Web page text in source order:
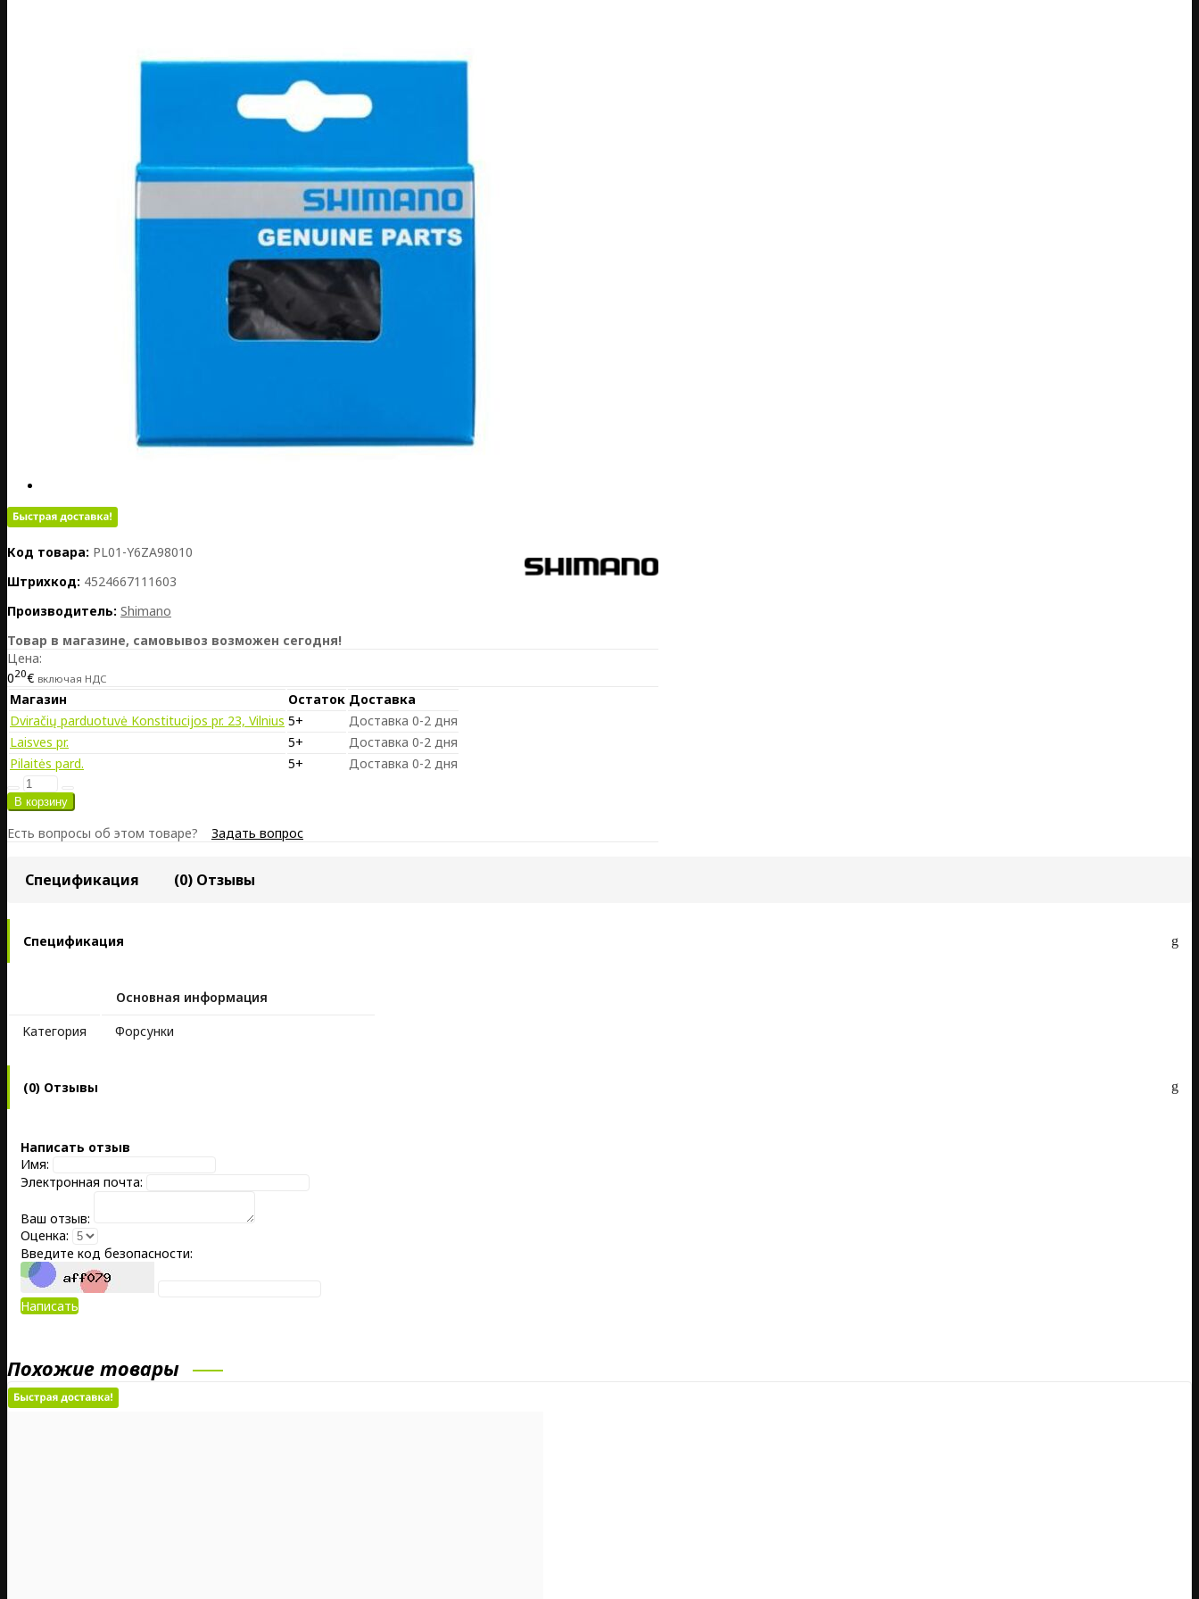
Код товара: PL01-Y6ZA98010
Штрихкод: 4524667111603
Производитель: Shimano
Товар в магазине, самовывоз возможен сегодня!
Цена:
020€ включая НДС
Магазин Остаток Доставка
Dviračių parduotuvė Konstitucijos pr. 23, Vilnius 5+
Доставка 0-2 дня
Laisves pr.
5+
Доставка 0-2 дня
Pilaitės pard.
5+ Доставка 0-2 дня
Есть вопросы об этом товаре? Задать вопрос
Спецификация (0) Отзывы
Спецификация
Основная информация
Kатегория
Форсунки
(0) Отзывы
Написать отзыв
Имя:
Электронная почта:
Ваш отзыв:
Оценка:
Введите код безопасности:
Написать
Похожие товары